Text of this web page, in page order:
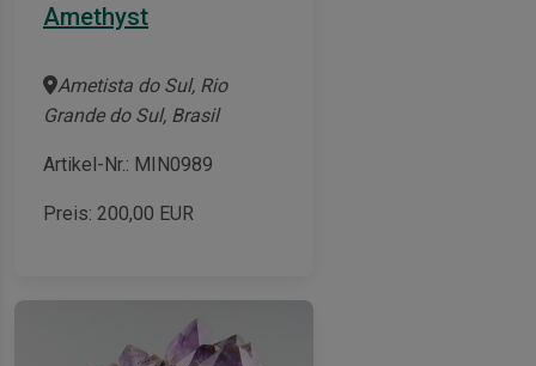
Amethyst
Ametista do Sul, Rio
Grande do Sul, Brasil
Artikel-Nr.: MIN0989
Preis: 200,00 EUR